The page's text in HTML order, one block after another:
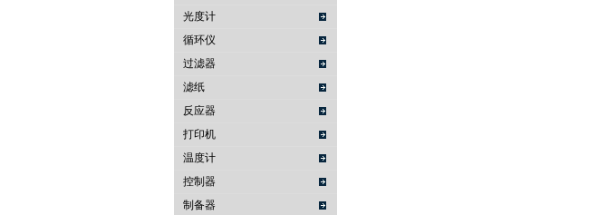
光度计
循环仪
过滤器
滤纸
反应器
打印机
温度计
控制器
制备器